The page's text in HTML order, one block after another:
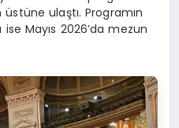
üstüne ulaştı. Programın
Mayıs 2026’da mezun